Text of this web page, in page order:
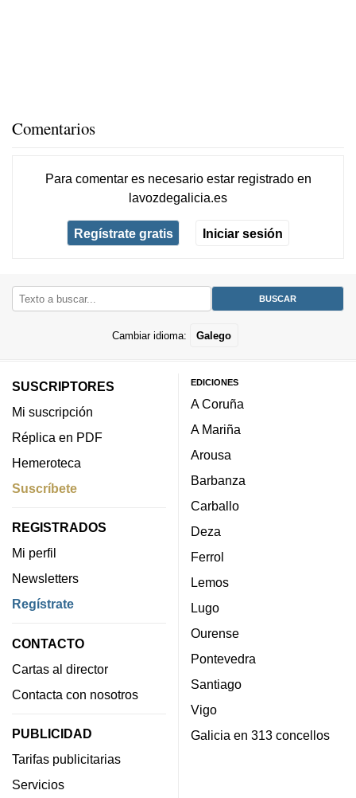
Comentarios
Para comentar es necesario estar registradoen
lavozdegalicia.es
Regístrate gratis Iniciar sesión
Cambiar idioma: Galego
SUSCRIPTORES
Mi suscripción
Réplica en PDF
Hemeroteca
Suscríbete
REGISTRADOS
Mi perfil
Newsletters
Regístrate
CONTACTO
Cartas al director
Contacta con nosotros
PUBLICIDAD
Tarifas publicitarias
Servicios
EDICIONES
A Coruña
A Mariña
Arousa
Barbanza
Carballo
Deza
Ferrol
Lemos
Lugo
Ourense
Pontevedra
Santiago
Vigo
Galicia en 313 concellos